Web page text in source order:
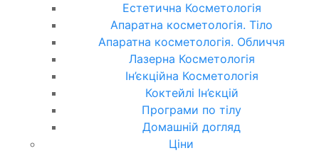
Естетична Косметологія
Апаратна косметологія. Тіло
Апаратна косметологія. Обличчя
Лазерна Косметологія
Ін’єкційна Косметологія
Коктейлі Ін’єкцій
Програми по тілу
Домашній догляд
Ціни